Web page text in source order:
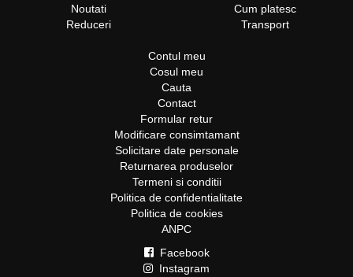
Noutati
Reduceri
Cum platesc
Transport
Contul meu
Cosul meu
Cauta
Contact
Formular retur
Modificare consimtamant
Solicitare date personale
Returnarea produselor
Termeni si conditii
Politica de confidentialitate
Politica de cookies
ANPC
Facebook
Instagram